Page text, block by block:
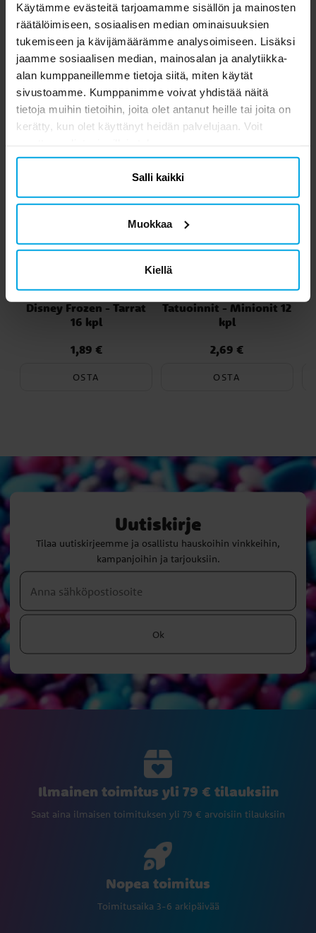
Käytämme evästeitä tarjoamamme sisällön ja mainosten
räätälöimiseen, sosiaalisen median ominaisuuksien
tukemiseen ja kävijämäärämme analysoimiseen. Lisäksi
jaamme sosiaalisen median, mainosalan ja analytiikka-
alan kumppaneillemme tietoja siitä, miten käytät
sivustoamme. Kumppanimme voivat yhdistää näitä
tietoja muihin tietoihin, joita olet antanut heille tai joita on
kerätty, kun olet käyttänyt heidän palvelujaan. Voit
Salli kaikki
Muokkaa
Kiellä
5 kpl
Hinta: 3,49 €
3,49 €
OSTA
Rintamerkit 5 kpl
Hinta:3,49 €
3,49 €
OSTA
Toiset asiakkaat ostivat myös
Disney Frozen - Tarrat
16 kpl
Hinta:1,89 €
1,89 €
OSTA
Tatuoinnit - Minionit 12
kpl
Hinta:2,69 €
2,69 €
OSTA
Uutiskirje
Tilaa uutiskirjeemme ja osallistu hauskoihin vinkkeihin,
kampanjoihin ja tarjouksiin.
Ok
Ilmainen toimitus yli 79 € tilauksiin
Saat aina ilmaisen toimituksen yli 79 € arvoisiin tilauksiin
Nopea toimitus
Toimitusaika 3-6 arkipäivää